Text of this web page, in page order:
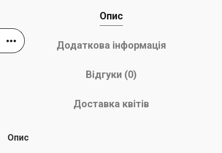
Опис
Додаткова інформація
Відгуки (0)
Доставка квітів
Опис